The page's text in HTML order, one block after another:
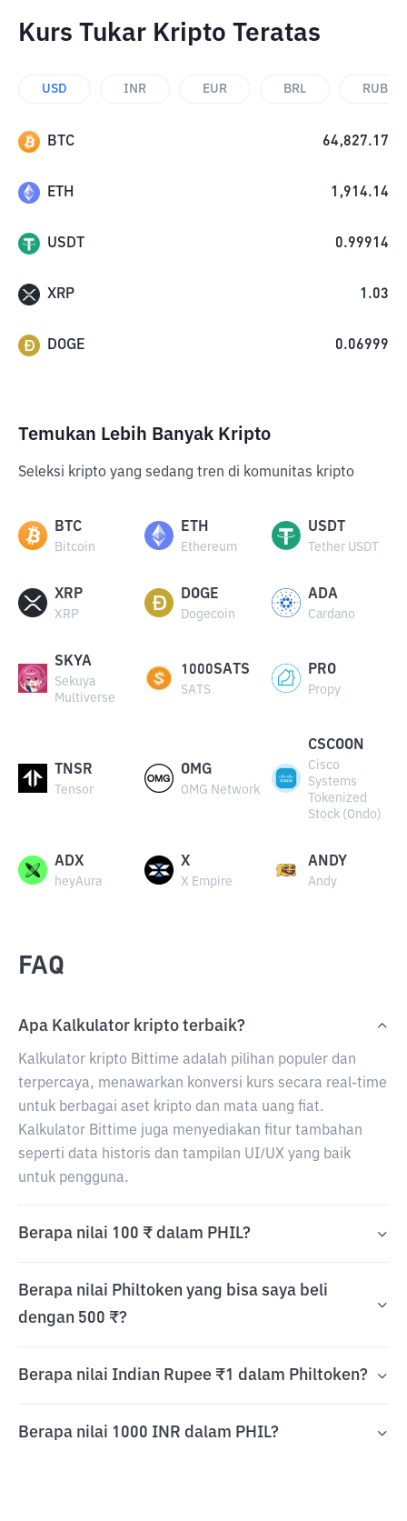
Kurs Tukar Kripto Teratas
USD INR EUR BRL RUB
BTC 64,827.17
ETH 1,914.14
USDT 0.99914
XRP 1.03
DOGE 0.06999
Temukan Lebih Banyak Kripto
Seleksi kripto yang sedang tren di komunitas kripto
BTC
Bitcoin
ETH
Ethereum
USDT
Tether USDT
XRP
XRP
DOGE
Dogecoin
ADA
Cardano
SKYA
Sekuya
Multiverse
1000SATS
SATS
PRO
Propy
TNSR
Tensor
OMG
OMG Network
CSCOON
Cisco
Systems
Tokenized
Stock (Ondo)
ADX
heyAura
X
X Empire
ANDY
Andy
FAQ
Apa Kalkulator kripto terbaik?
Kalkulator kripto Bittime adalah pilihan populer dan
terpercaya, menawarkan konversi kurs secara real-time
untuk berbagai aset kripto dan mata uang fiat.
Kalkulator Bittime juga menyediakan fitur tambahan
seperti data historis dan tampilan UI/UX yang baik
untuk pengguna.
Berapa nilai 100 ₹ dalam PHIL?
Berapa nilai Philtoken yang bisa saya beli
dengan 500 ₹?
Berapa nilai Indian Rupee ₹1 dalam Philtoken?
Berapa nilai 1000 INR dalam PHIL?